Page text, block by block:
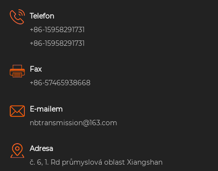
Telefon
+86-15958291731
+86-15958291731
Fax
+86-57465938668
E-mailem
nbtransmission@163.com
Adresa
č. 6, 1. Rd průmyslová oblast Xiangshan